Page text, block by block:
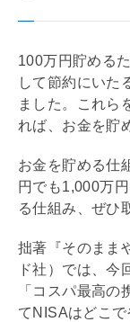
100万円貯める
して節約にいた
ました。これら
れば、お金を貯
お金を貯める仕
円でも1,000万
る仕組み、ぜひ
拙著『そのまま
ド社）では、今
「コスパ最高の
て NISAはどこ